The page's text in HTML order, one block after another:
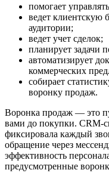
помогает
ведет клиентскую
аудитории;
ведет учет сделок;
планирует задачи
автоматизирует
коммерческих
собирает
воронку продаж.
Воронка продаж — это
вами до покупки. CRM-
фиксировала каждый
обращение через
эффективность
предусмотренные